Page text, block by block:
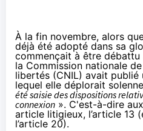
À la fin novembre, alors
déjà été adopté dans sa
commençait à être débattu
la Commission nationale
libertés (CNIL) avait publié
lequel elle déplorait
été saisie des dispositions
connexion ». C'est-à-dire
article litigieux, l’article 13
l’article 20).